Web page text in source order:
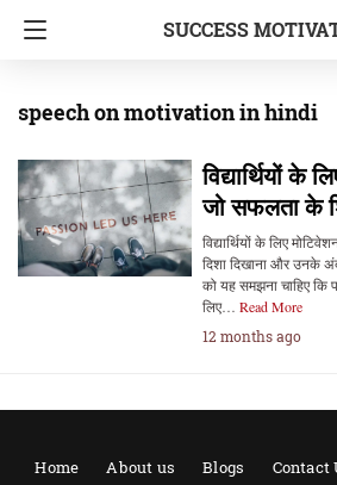
SUCCESS
speech on motivation in hindi
विद्यार्थियों के
जो सफलता के
विद्यार्थियों के लिए
दिशा दिखाना और उनके
को यह समझना चाहिए
लिए… Read More
12 months ago
Home About us Blogs Contact